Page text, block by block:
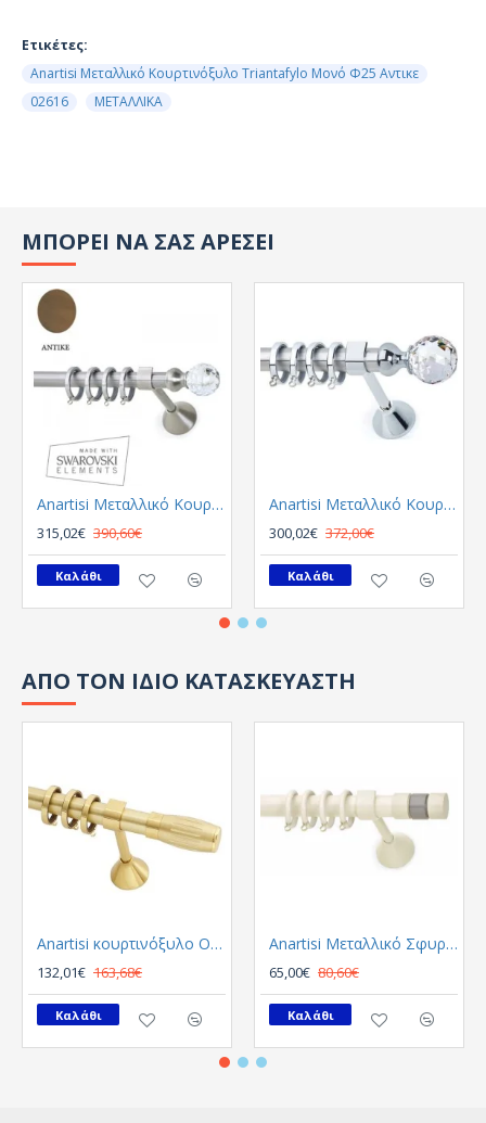
Ετικέτες:
Anartisi Μεταλλικό Κουρτινόξυλο Triantafylo Μονό Φ25 Αντικε
02616
ΜΕΤΑΛΛΙΚΑ
ΜΠΟΡΕΙ ΝΑ ΣΑΣ ΑΡΕΣΕΙ
Anartisi Μεταλλικό Κουρτινόξυλο 8558 Μονό Φ35 Αντικε
315,02€ 390,60€
Καλάθι
Anartisi Μεταλλικό Κουρτινόξυλο 8558 Μονό Φ35 Νικελ Σατινε - Χρωμιο
300,02€ 372,00€
Καλάθι
ΑΠΟ ΤΟΝ ΙΔΙΟ ΚΑΤΑΣΚΕΥΑΣΤΗ
Anartisi κουρτινόξυλο Origin Φ25 Χρυσο Σατινε
132,01€ 163,68€
Καλάθι
Anartisi Μεταλλικό Σφυρήλατο παιδικό κουρτινόξυλο Livorno MY-02 / γκρι Φ25
65,00€ 80,60€
Καλάθι